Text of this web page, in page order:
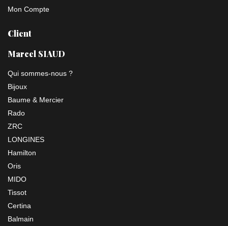
Mon Compte
Client
Marcel SIAUD
Qui sommes-nous ?
Bijoux
Baume & Mercier
Rado
ZRC
LONGINES
Hamilton
Oris
MIDO
Tissot
Certina
Balmain